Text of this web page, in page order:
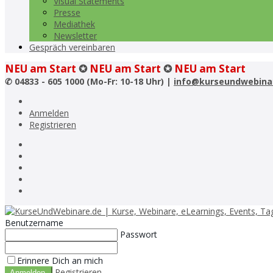
Presse
Mediathek
Newsletter
Gespräch vereinbaren
NEU am Start ✪ NEU am Start ✪ NEU am Start
✆ 04833 - 605 1000 (Mo-Fr: 10-18 Uhr) |
Anmelden
Registrieren
Benutzername
Passwort
Erinnere Dich an mich